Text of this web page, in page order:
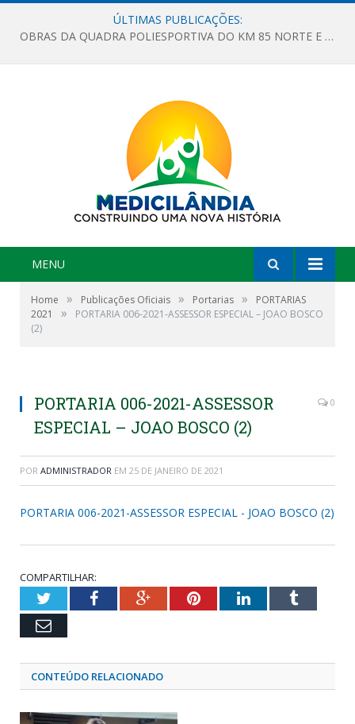
ÚLTIMAS PUBLICAÇÕES:
OBRAS DA QUADRA POLIESPORTIVA DO KM 85 NORTE E DA ESCOLA GASPAR VIANA AVANÇAM
MENU
Home » Publicações Oficiais » Portarias »
PORTARIAS
2021
»
PORTARIA 006-2021-ASSESSOR ESPECIAL – JOAO BOSCO
(2)
PORTARIA 006-2021-ASSESSOR
ESPECIAL – JOAO BOSCO (2)
0
POR ADMINISTRADOR EM 25 DE JANEIRO DE 2021
PORTARIA 006-2021-ASSESSOR ESPECIAL - JOAO BOSCO (2)
COMPARTILHAR:
TwitterFacebookGoogle+PinterestLinkedInTumblr
Email
CONTEÚDO RELACIONADO